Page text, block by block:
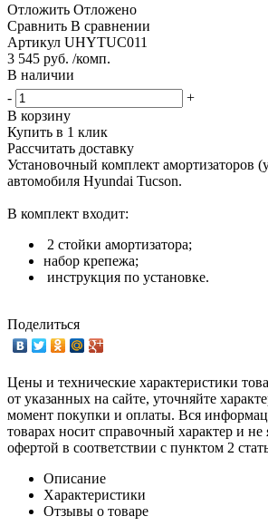
Отложить Отложено
Сравнить В сравнении
Артикул UHYTUC011
3 545 руб. /комп.
В наличии
-
+
В корзину
Купить в 1 клик
Рассчитать доставку
Установочный комплект амортизаторов
автомобиля Hyundai Tucson.
В комплект входит:
2 стойки амортизатора;
набор крепежа;
инструкция по установке.
Поделиться
Цены и технические характеристики
от указанных на сайте, уточняйте
момент покупки и оплаты. Вся
товарах носит справочный характер и не
офертой в соответствии с пунктом 2
Описание
Характеристики
Отзывы о товаре